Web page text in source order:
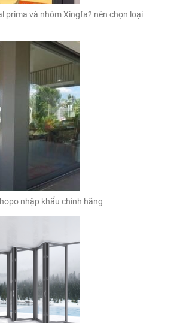
prima và nhôm Xingfa? nên chọn loại
nhập khẩu chính hãng